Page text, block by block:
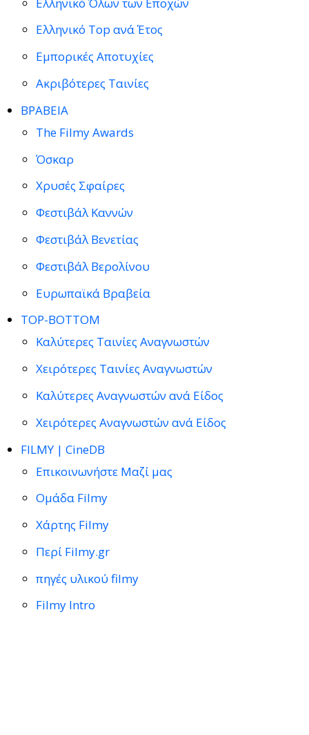
Ελληνικό Top ανά Έτος
Εμπορικές Αποτυχίες
Ακριβότερες Ταινίες
ΒΡΑΒΕΙΑ
The Filmy Awards
Όσκαρ
Χρυσές Σφαίρες
Φεστιβάλ Καννών
Φεστιβάλ Βενετίας
Φεστιβάλ Βερολίνου
Ευρωπαϊκά Βραβεία
TOP-BOTTOM
Καλύτερες Ταινίες Αναγνωστών
Χειρότερες Ταινίες Αναγνωστών
Καλύτερες Αναγνωστών ανά Είδος
Χειρότερες Αναγνωστών ανά Είδος
FILMY | CineDB
Επικοινωνήστε Μαζί μας
Ομάδα Filmy
Χάρτης Filmy
Περί Filmy.gr
πηγές υλικού filmy
Filmy Intro